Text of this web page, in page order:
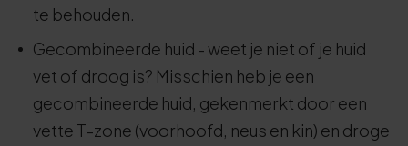
te behouden.
Gecombineerde huid - weet je niet of je huid
vet of droog is? Misschien heb je een
gecombineerde huid, gekenmerkt door een
vette T-zone (voorhoofd, neus en kin) en droge